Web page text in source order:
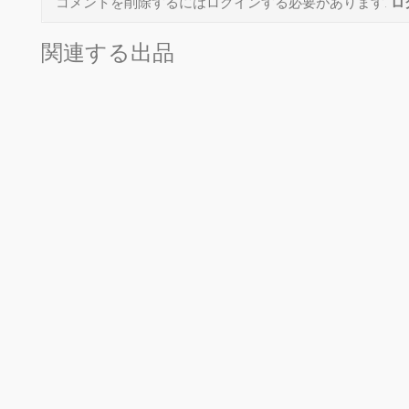
関連する出品